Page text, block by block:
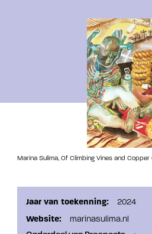
Marina Sulima, Of Climbing Vines and
Jaar van toekenning:
2024
Website:
marinasulima.nl